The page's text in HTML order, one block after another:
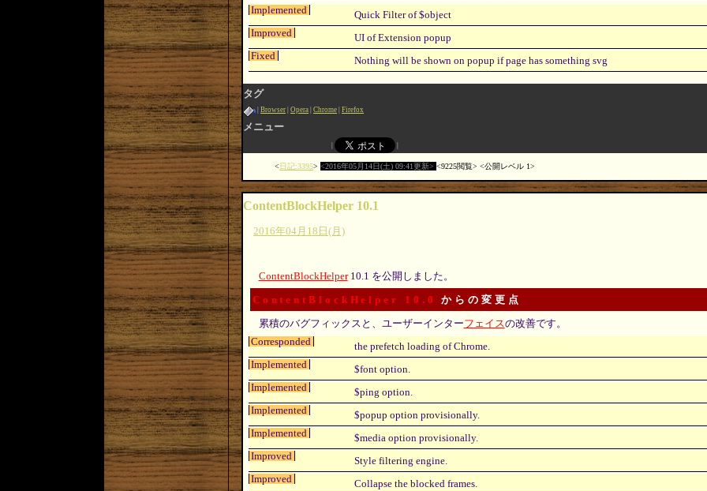
Implemented
Quick Filter of $object
Improved
UI of Extension popup
Fixed
Nothing will be shown on popup if page has something svg
タグ
Browser Opera Chrome Firefox
メニュー
日記:3395 2016年05月14日(土) 09:41更新 9225閲覧 公開レベル 1
ContentBlockHelper 10.1
2016年04月18日(月)
ContentBlockHelper10.1 を公開しました。
ContentBlockHelper 10.0 からの変更点
累積のバグフィックスと、ユーザーインターフェイスの改善です。
Corresponded
the prefetch loading of Chrome.
Implemented
$font option.
Implemented
$ping option.
Implemented
$popup option provisionally.
Implemented
$media option provisionally.
Improved
Style filtering engine.
Improved
Collapse the blocked frames.